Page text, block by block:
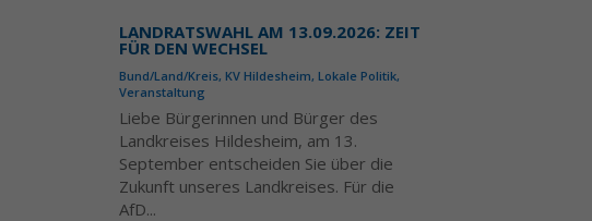
LANDRATSWAHL AM 13.09.2026: ZEIT
FÜR DEN WECHSEL
Bund/Land/Kreis, KV Hildesheim, Lokale Politik,
Veranstaltung
Liebe Bürgerinnen und Bürger des
Landkreises Hildesheim, am 13.
September entscheiden Sie über die
Zukunft unseres Landkreises. Für die
AfD...